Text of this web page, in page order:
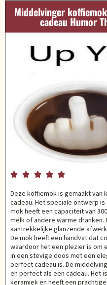
Middelvinger
cadeau Humor
    
Deze koffiemok is gemaakt van
cadeau. Het speciale ontwerp
mok heeft een capaciteit van
melk of andere warme dranken.
aantrekkelijke glanzende
De mok heeft een handvat dat
waardoor het een plezier is om
in een stevige doos met een
perfect cadeau is. De
en perfect als een cadeau. Het
keramiek en heeft een